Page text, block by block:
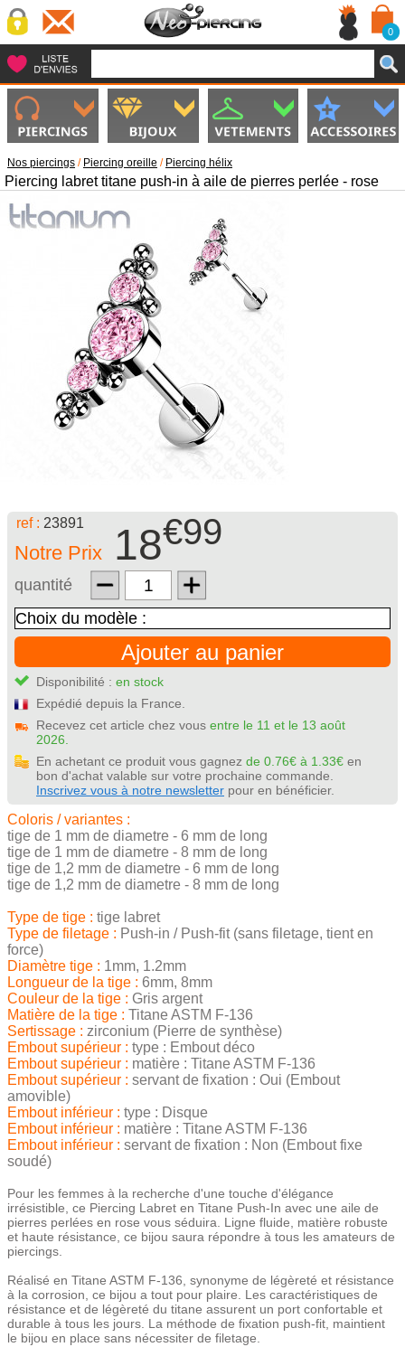
0
Nos piercings / Piercing oreille / Piercing hélix
Piercing labret titane push-in à aile de pierres perlée - rose
ref : 23891
Notre Prix 18€99
quantité
Ajouter au panier
Disponibilité : en stock
Expédié depuis la France.
Recevez cet article chez vous entre le 11 et le 13 août
2026.
En achetant ce produit vous gagnez de 0.76€ à 1.33€ en
bon d'achat valable sur votre prochaine commande.
Inscrivez vous à notre newsletter pour en bénéficier.
Coloris / variantes :
tige de 1 mm de diametre - 6 mm de long
tige de 1 mm de diametre - 8 mm de long
tige de 1,2 mm de diametre - 6 mm de long
tige de 1,2 mm de diametre - 8 mm de long
Type de tige : tige labret
Type de filetage : Push-in / Push-fit (sans filetage, tient en
force)
Diamètre tige : 1mm, 1.2mm
Longueur de la tige : 6mm, 8mm
Couleur de la tige : Gris argent
Matière de la tige : Titane ASTM F-136
Sertissage : zirconium (Pierre de synthèse)
Embout supérieur : type : Embout déco
Embout supérieur : matière : Titane ASTM F-136
Embout supérieur : servant de fixation : Oui (Embout
amovible)
Embout inférieur : type : Disque
Embout inférieur : matière : Titane ASTM F-136
Embout inférieur : servant de fixation : Non (Embout fixe
soudé)
Pour les femmes à la recherche d'une touche d'élégance
irrésistible, ce Piercing Labret en Titane Push-In avec une aile de
pierres perlées en rose vous séduira. Ligne fluide, matière robuste
et haute résistance, ce bijou saura répondre à tous les amateurs de
piercings.
Réalisé en Titane ASTM F-136, synonyme de légèreté et résistance
à la corrosion, ce bijou a tout pour plaire. Les caractéristiques de
résistance et de légèreté du titane assurent un port confortable et
durable à tous les jours. La méthode de fixation push-fit, maintient
le bijou en place sans nécessiter de filetage.